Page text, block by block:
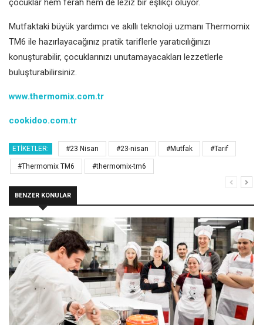
Mutfaktaki büyük yardımcı ve akıllı teknoloji uzmanı Thermomix
TM6 ile hazırlayacağınız pratik tariflerle yaratıcılığınızı
konuşturabilir, çocuklarınızı unutamayacakları lezzetlerle
buluşturabilirsiniz.
www.thermomix.com.tr
cookidoo.com.tr
ETIKETLER: #23 Nisan #23-nisan #Mutfak #Tarif
#Thermomix TM6 #thermomix-tm6
BENZER KONULAR